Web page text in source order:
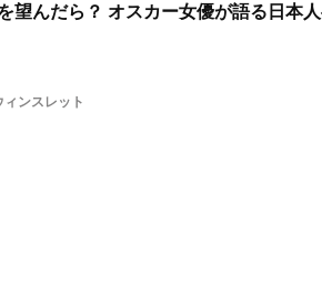
望んだら？ オスカー女優が語る日本
ンスレット